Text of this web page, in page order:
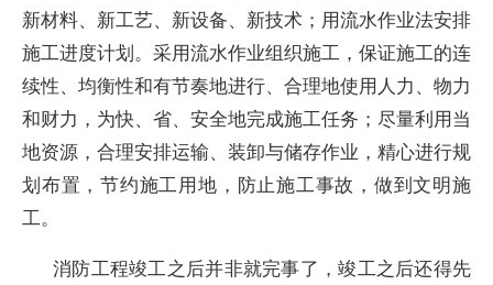
新材料、新工艺、新设备、新技术；用流水作业法安排
施工进度计划。采用流水作业组织施工，保证施工的连
续性、均衡性和有节奏地进行、合理地使用人力、物力
和财力，为快、省、安全地完成施工任务；尽量利用当
地资源，合理安排运输、装卸与储存作业，精心进行规
划布置，节约施工用地，防止施工事故，做到文明施
工。
消防工程竣工之后并非就完事了，竣工之后还得先